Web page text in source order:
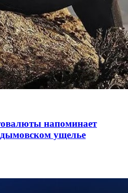
напоминает
ущелье